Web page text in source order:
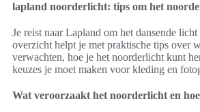
lapland noorderlicht: tips om het
Je reist naar Lapland om het dansende
overzicht helpt je met praktische tips over
verwachten, hoe je het noorderlicht kunt
keuzes je moet maken voor kleding en
Wat veroorzaakt het noorderlicht en